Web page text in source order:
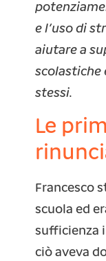
e l’uso di
aiutare a
scolastiche
stessi.
Le
Francesco
scuola ed
sufficienza
ciò aveva